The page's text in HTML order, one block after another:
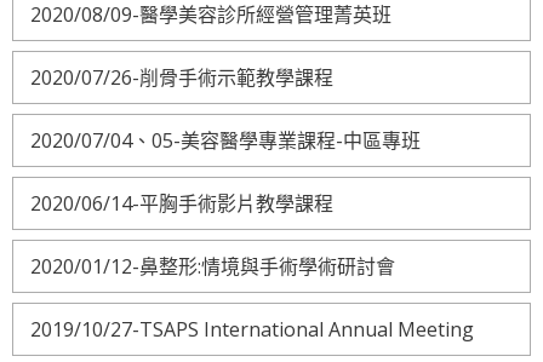
2020/08/09-醫學美容診所經營管理菁英班
2020/07/26-削骨手術示範教學課程
2020/07/04、05-美容醫學專業課程-中區專班
2020/06/14-平胸手術影片教學課程
2020/01/12-鼻整形:情境與手術學術研討會
2019/10/27-TSAPS International Annual Meeting